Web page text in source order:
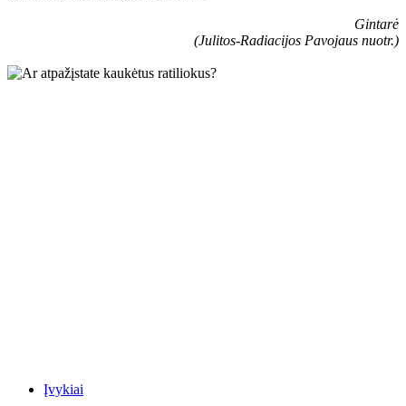
Gintarė
(Julitos-Radiacijos Pavojaus nuotr.)
Įvykiai